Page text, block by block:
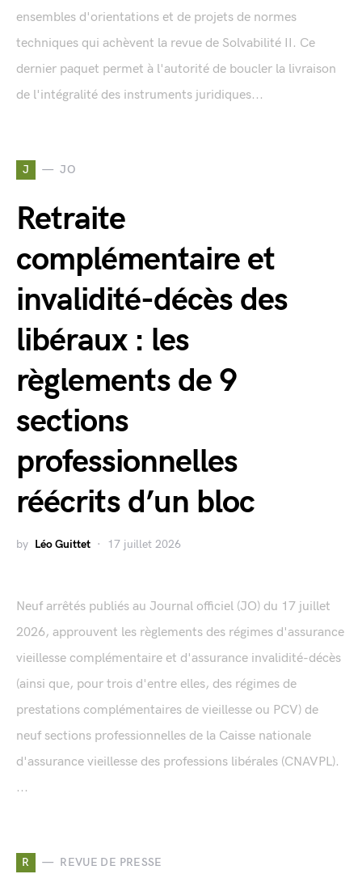
ensembles d'orientations et de projets de normes
techniques qui achèvent la revue de Solvabilité II. Ce
dernier paquet permet à l'autorité de boucler la livraison
de l'intégralité des instruments juridiques...
J JO
Retraite
complémentaire et
invalidité-décès des
libéraux : les
règlements de 9
sections
professionnelles
réécrits d’un bloc
by Léo Guittet 17 juillet 2026
Neuf arrêtés publiés au Journal officiel (JO) du 17 juillet
2026, approuvent les règlements des régimes d'assurance
vieillesse complémentaire et d'assurance invalidité-décès
(ainsi que, pour trois d'entre elles, des régimes de
prestations complémentaires de vieillesse ou PCV) de
neuf sections professionnelles de la Caisse nationale
d'assurance vieillesse des professions libérales (CNAVPL).
...
R REVUE DE PRESSE